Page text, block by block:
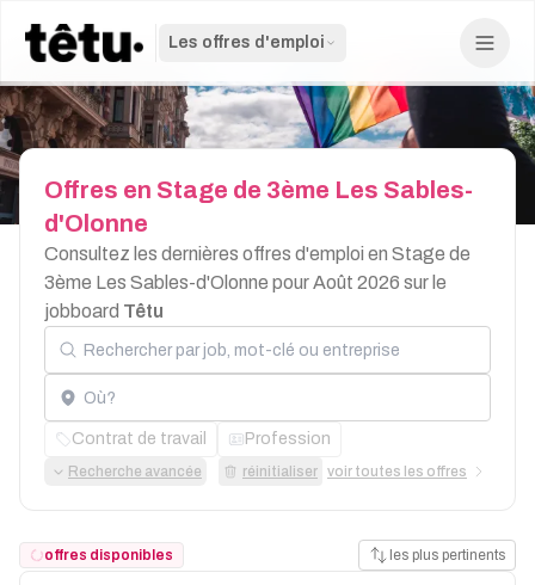
Les offres d'emploi
Offres en Stage de 3ème Les Sables-
d'Olonne
Consultez les dernières offres d'emploi en Stage de
3ème Les Sables-d'Olonne pour Août 2026 sur le
jobboard Têtu
Rechercher par job, mot-clé ou entreprise
Localisation
Contrat de travail Profession
Recherche avancée réinitialiser voir toutes les offres
offres disponibles les plus pertinents